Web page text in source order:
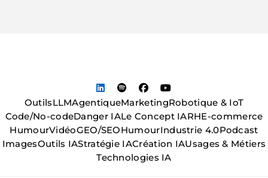
OutilsLLMAgentiqueMarketingRobotique & IoT
Code/No-codeDanger IALe Concept IARHE-commerce
HumourVidéoGEO/SEOHumourIndustrie 4.0Podcast
ImagesOutils IAStratégie IACréation IAUsages & Métiers
Technologies IA